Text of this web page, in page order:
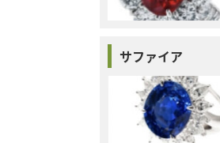
サファイア